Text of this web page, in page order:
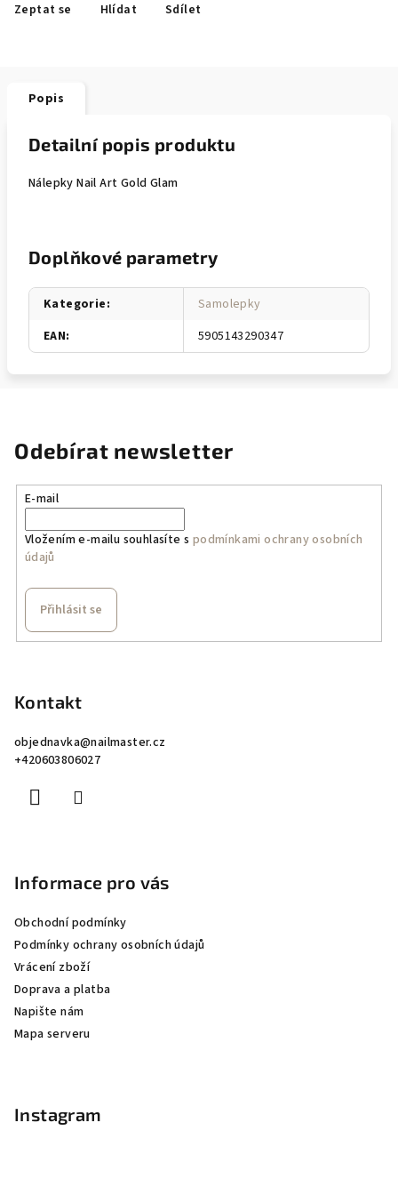
Zeptat se Hlídat Sdílet
Popis
Detailní popis produktu
Nálepky Nail Art Gold Glam
Doplňkové parametry
Kategorie:
Samolepky
EAN: 5905143290347
Odebírat newsletter
E-mail
Vložením e-mailu souhlasíte s podmínkami ochrany osobních
údajů
Přihlásit se
Kontakt
objednavka@nailmaster.cz
+420603806027
Informace pro vás
Obchodní podmínky
Podmínky ochrany osobních údajů
Vrácení zboží
Doprava a platba
Napište nám
Mapa serveru
Instagram